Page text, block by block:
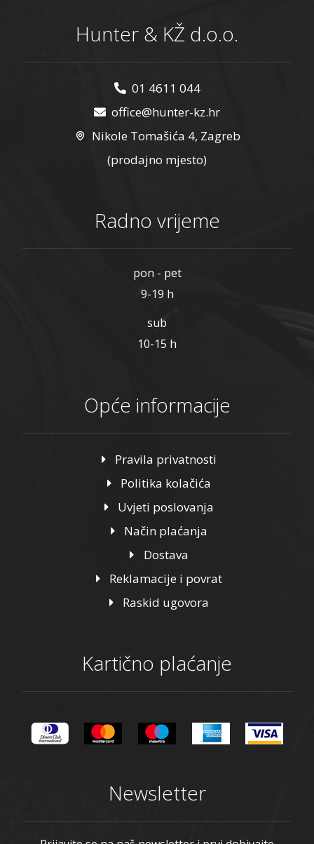
Hunter & KŽ d.o.o.
01 4611 044
office@hunter-kz.hr
Nikole Tomašića 4, Zagreb
(prodajno mjesto)
Radno vrijeme
pon - pet
9-19 h
sub
10-15 h
Opće informacije
Pravila privatnosti
Politika kolačića
Uvjeti poslovanja
Način plaćanja
Dostava
Reklamacije i povrat
Raskid ugovora
Kartično plaćanje
Newsletter